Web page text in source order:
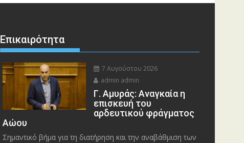
Επικαιρότητα
7 Αυγούστου 2026
admin admin
Γ. Αμυράς: Αναγκαία η
επισκευή του
αρδευτικού φράγματος
Αώου
Σημαντικό βήμα για τη διατήρηση και την αναβάθμιση των